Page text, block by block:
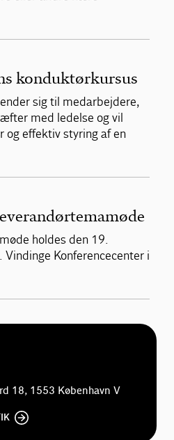
konduktørkursus
sig til medarbejdere,
med ledelse og vil
og effektiv styring af en
holdes den 19.
Konferencecenter i
18, 1553 København V